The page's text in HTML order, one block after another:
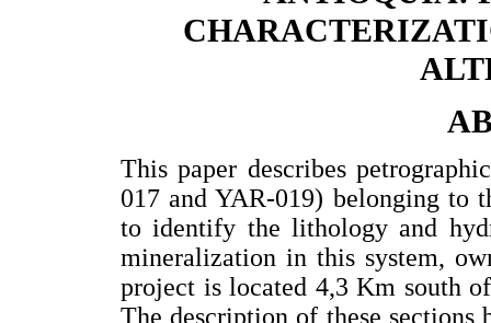
This paper describes
017 and YAR-019) belonging to
to identify the lithology and
mineralization in this system,
project is located 4,3 Km south
The description of these sections